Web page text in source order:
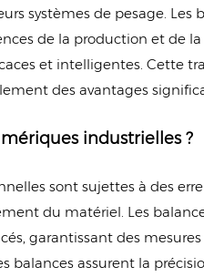
systèmes de pesage.
de la production et de
et intelligentes. Cette
des avantages
industrielles ?
sont sujettes à des
du matériel. Les
garantissant des
assurent la